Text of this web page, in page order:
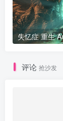
失忆症 重生
评论 抢沙发